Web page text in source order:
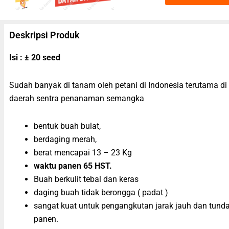
Deskripsi Produk
Isi : ± 20 seed
Sudah banyak di tanam oleh petani di Indonesia terutama di
daerah sentra penanaman semangka
bentuk buah bulat,
berdaging merah,
berat mencapai 13 – 23 Kg
waktu panen 65 HST.
Buah berkulit tebal dan keras
daging buah tidak berongga ( padat )
sangat kuat untuk pengangkutan jarak jauh dan
panen.